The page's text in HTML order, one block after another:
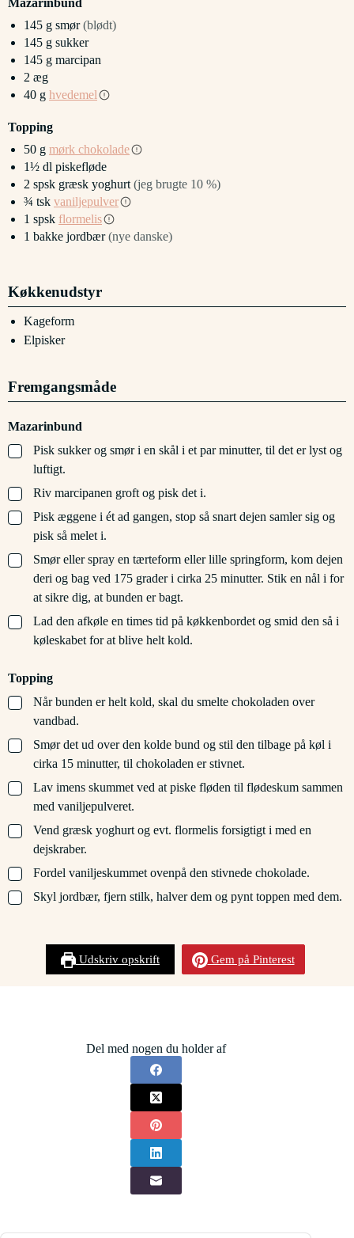
145 g smør (blødt)
145 g sukker
145 g marcipan
2 æg
40 g hvedemel
Topping
50 g mørk chokolade
1½ dl piskefløde
2 spsk græsk yoghurt (jeg brugte 10 %)
¾ tsk vaniljepulver
1 spsk flormelis
1 bakke jordbær (nye danske)
Køkkenudstyr
Kageform
Elpisker
Fremgangsmåde
Mazarinbund
▢
Pisk sukker og smør i en skål i et par minutter, til det er lyst og
luftigt.
▢
Riv marcipanen groft og pisk det i.
▢
Pisk æggene i ét ad gangen, stop så snart dejen samler sig og
pisk så melet i.
▢
Smør eller spray en tærteform eller lille springform, kom dejen
deri og bag ved 175 grader i cirka 25 minutter. Stik en nål i for
at sikre dig, at bunden er bagt.
▢
Lad den afkøle en times tid på køkkenbordet og smid den så i
køleskabet for at blive helt kold.
Topping
▢
Når bunden er helt kold, skal du smelte chokoladen over
vandbad.
▢
Smør det ud over den kolde bund og stil den tilbage på køl i
cirka 15 minutter, til chokoladen er stivnet.
▢
Lav imens skummet ved at piske fløden til flødeskum sammen
med vaniljepulveret.
▢
Vend græsk yoghurt og evt. flormelis forsigtigt i med en
dejskraber.
▢
Fordel vaniljeskummet ovenpå den stivnede chokolade.
▢
Skyl jordbær, fjern stilk, halver dem og pynt toppen med dem.
Udskriv opskrift Gem på Pinterest
Del med nogen du holder af